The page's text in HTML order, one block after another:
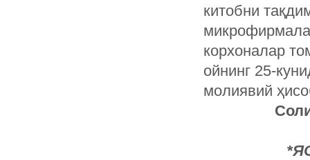
китобни
корхоналар
ойнинг 25-
молиявий